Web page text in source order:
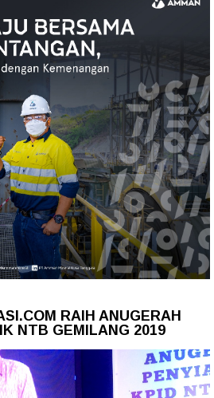
RAIH ANUGERAH
NTB GEMILANG 2019